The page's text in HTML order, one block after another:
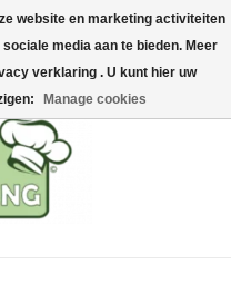
website en marketing activiteiten
media aan te bieden. Meer
verklaring . U kunt hier uw
Manage cookies